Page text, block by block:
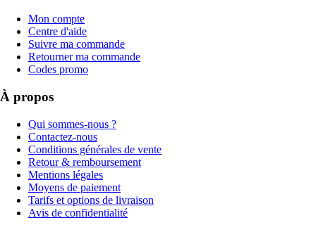
Mon compte
Centre d'aide
Suivre ma commande
Retourner ma commande
Codes promo
À propos
Qui sommes-nous ?
Contactez-nous
Conditions générales de vente
Retour & remboursement
Mentions légales
Moyens de paiement
Tarifs et options de livraison
Avis de confidentialité